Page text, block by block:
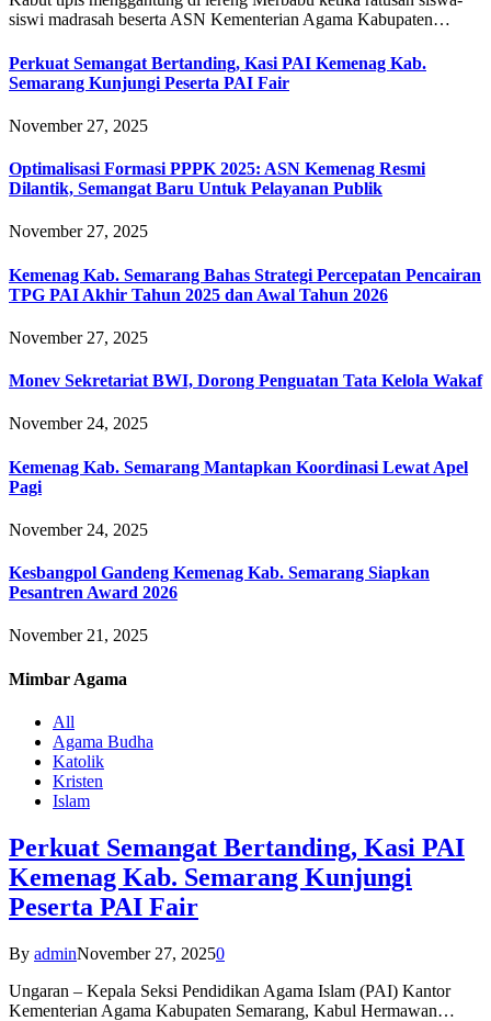
siswi madrasah beserta ASN Kementerian Agama Kabupaten…
Perkuat Semangat Bertanding, Kasi PAI Kemenag Kab.
Semarang Kunjungi Peserta PAI Fair
November 27, 2025
Optimalisasi Formasi PPPK 2025: ASN Kemenag Resmi
Dilantik, Semangat Baru Untuk Pelayanan Publik
November 27, 2025
Kemenag Kab. Semarang Bahas Strategi Percepatan Pencairan
TPG PAI Akhir Tahun 2025 dan Awal Tahun 2026
November 27, 2025
Monev Sekretariat BWI, Dorong Penguatan Tata Kelola Wakaf
November 24, 2025
Kemenag Kab. Semarang Mantapkan Koordinasi Lewat Apel
Pagi
November 24, 2025
Kesbangpol Gandeng Kemenag Kab. Semarang Siapkan
Pesantren Award 2026
November 21, 2025
Mimbar Agama
All
Agama Budha
Katolik
Kristen
Islam
Perkuat Semangat Bertanding, Kasi PAI
Kemenag Kab. Semarang Kunjungi
Peserta PAI Fair
By adminNovember 27, 20250
Ungaran – Kepala Seksi Pendidikan Agama Islam (PAI) Kantor
Kementerian Agama Kabupaten Semarang, Kabul Hermawan…